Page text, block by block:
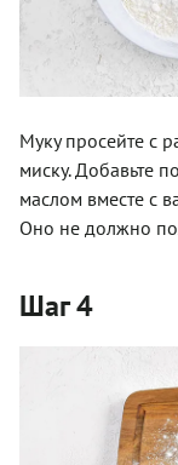
Муку просейте с
миску. Добавьте
маслом вместе с
Оно не должно
Шаг 4